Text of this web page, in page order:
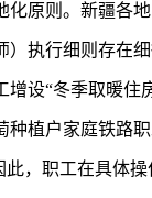
化原则。新疆各
）执行细则存在
设“冬季取暖住
种植户家庭铁路
此，职工在具体